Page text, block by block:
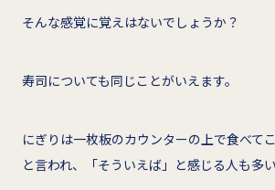
そんな感覚に覚えはないでしょうか？
寿司についても同じことがいえます。
にぎりは一枚板のカウンターの上で食べて
と言われ、「そういえば」と感じる人も多い